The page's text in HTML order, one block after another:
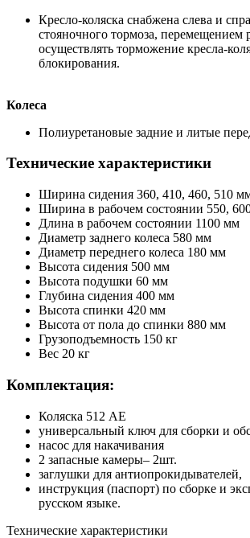
Кресло-коляска снабжена слева и
стояночного тормоза, перемещением
осуществлять торможение кресла-
блокирования.
Колеса
Полиуретановые задние и литые
Технические характеристики
Ширина сидения 360, 410, 460, 510
Ширина в рабочем состоянии 550,
Длина в рабочем состоянии 1100 мм
Диаметр заднего колеса 580 мм
Диаметр переднего колеса 180 мм
Высота сидения 500 мм
Высота подушки 60 мм
Глубина сидения 400 мм
Высота спинки 420 мм
Высота от пола до спинки 880 мм
Грузоподъемность 150 кг
Вес 20 кг
Комплектация:
Коляска 512 AE
универсальный ключ для сборки и
насос для накачивания
2 запасные камеры– 2шт.
заглушки для антиопрокидывателей,
инструкция (паспорт) по сборке и
русском языке.
Технические характеристики